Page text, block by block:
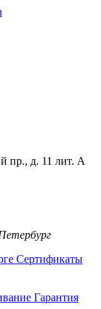
пр., д. 11 лит. А
Сертификаты
Гарантия